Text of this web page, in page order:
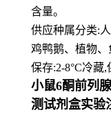
含量。
供应种属分类:
鸡鸭鹅、植物
保存:2-8°C冷藏,
小鼠6酮前列
测试剂盒实验